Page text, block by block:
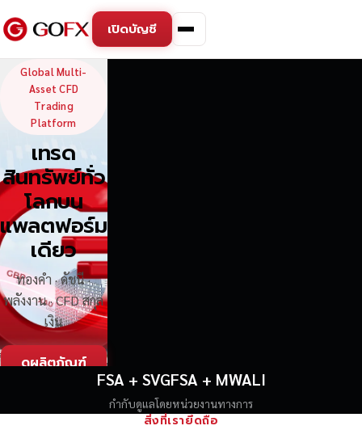
เปิดบัญชี
GoFX — Global Multi-
Global Multi-
Asset CFD
Trading
Platform
เทรด
สินทรัพย์ทั่ว
โลกบน
แพลตฟอร์ม
เดียว
ทองคำ · ดัชนี ·
พลังงาน · CFD สกุล
เงิน
ดูผลิตภัณฑ์
FSA + SVGFSA + MWALI
กำกับดูแลโดยหน่วยงานทางการ
สิ่งที่เรายึดถือ